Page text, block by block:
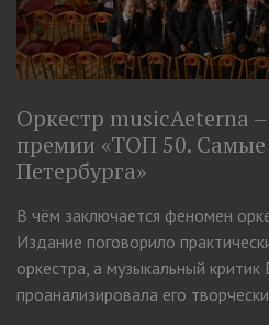
Оркестр musicAeterna
премии «ТОП 50.
Петербурга»
В чём заключается феномен
Издание поговорило
оркестра, а музыкальный
проанализировала его